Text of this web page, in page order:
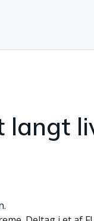
langt